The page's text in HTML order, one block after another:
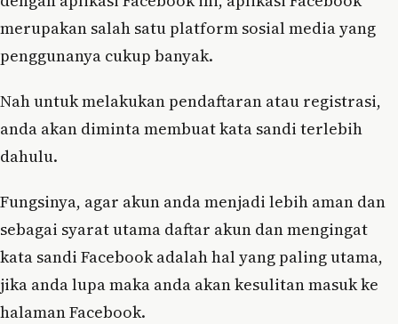
merupakan salah satu platform sosial media yang
penggunanya cukup banyak.
Nah untuk melakukan pendaftaran atau registrasi,
anda akan diminta membuat kata sandi terlebih
dahulu.
Fungsinya, agar akun anda menjadi lebih aman dan
sebagai syarat utama daftar akun dan mengingat
kata sandi Facebook adalah hal yang paling utama,
jika anda lupa maka anda akan kesulitan masuk ke
halaman Facebook.